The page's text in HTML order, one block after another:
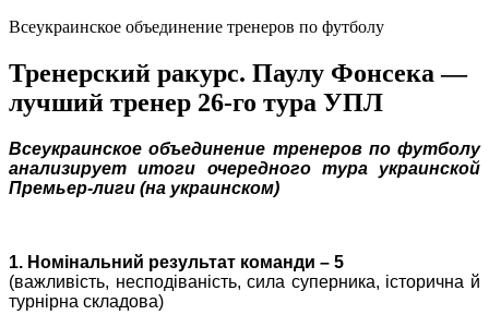
Всеукраинское объединение тренеров по футболу
Тренерский ракурс. Паулу Фонсека —
лучший тренер 26-го тура УПЛ
Всеукраинское объединение тренеров по футболу
анализирует итоги очередного тура украинской
Премьер-лиги (на украинском)
1. Номінальний результат команди – 5
(важливість, несподіваність, сила суперника, історична й
турнірна складова)